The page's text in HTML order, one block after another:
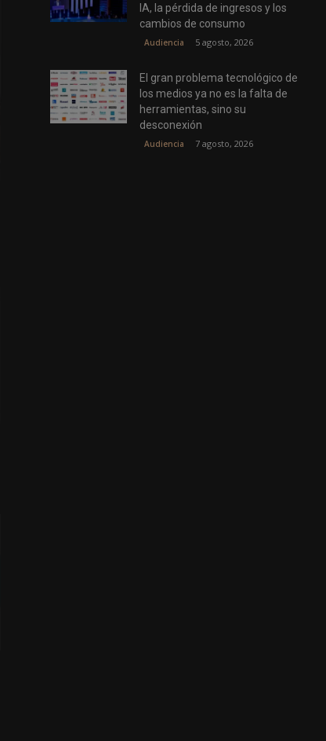
IA, la pérdida de ingresos y los
cambios de consumo
Audiencia 5 agosto, 2026
El gran problema tecnológico de
los medios ya no es la falta de
herramientas, sino su
desconexión
Audiencia 7 agosto, 2026